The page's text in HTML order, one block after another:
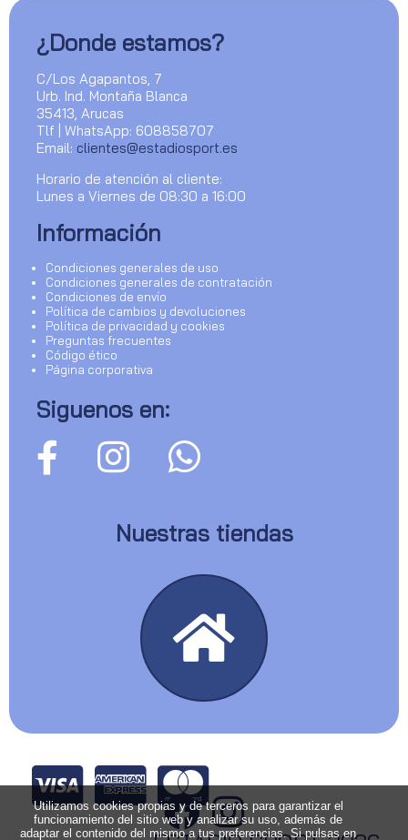
¿Donde estamos?
C/Los Agapantos, 7
Urb. Ind. Montaña Blanca
35413, Arucas
Tlf | WhatsApp: 608858707
Email: clientes@estadiosport.es
Horario de atención al cliente:
Lunes a Viernes de 08:30 a 16:00
Información
Condiciones generales de uso
Condiciones generales de contratación
Condiciones de envío
Política de cambios y devoluciones
Política de privacidad y cookies
Preguntas frecuentes
Código ético
Página corporativa
Siguenos en:
Nuestras tiendas
Utilizamos cookies propias y de terceros para garantizar el
funcionamiento del sitio web y analizar su uso, además de
adaptar el contenido del mismo a tus preferencias. Si pulsas en